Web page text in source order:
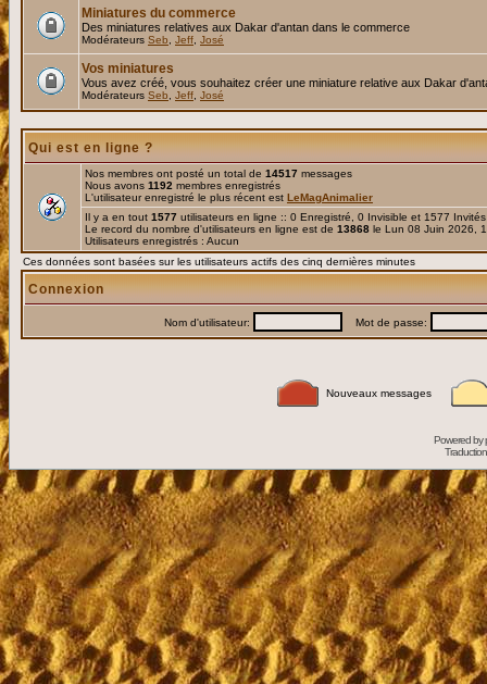
Miniatures du commerce
Des miniatures relatives aux Dakar d'antan dans le commerce
Modérateurs Seb Jeff José
Vos miniatures
Vous avez créé, vous souhaitez créer une miniature relative aux Dakar
Modérateurs Seb Jeff José
Qui est en ligne ?
Nos membres ont posté un total de 14517 messages
Nous avons 1192 membres enregistrés
L'utilisateur enregistré le plus récent est LeMagAnimalier
Il y a en tout 1577 utilisateurs en ligne :: 0 Enregistré, 0 Invisible et 1577
Le record du nombre d'utilisateurs en ligne est de 13868 le Lun 08 Juin 2026,
Utilisateurs enregistrés : Aucun
Ces données sont basées sur les utilisateurs actifs des cinq dernières minutes
Connexion
Nom d'utilisateur: Mot de passe:
Nouveaux messages
Powered by